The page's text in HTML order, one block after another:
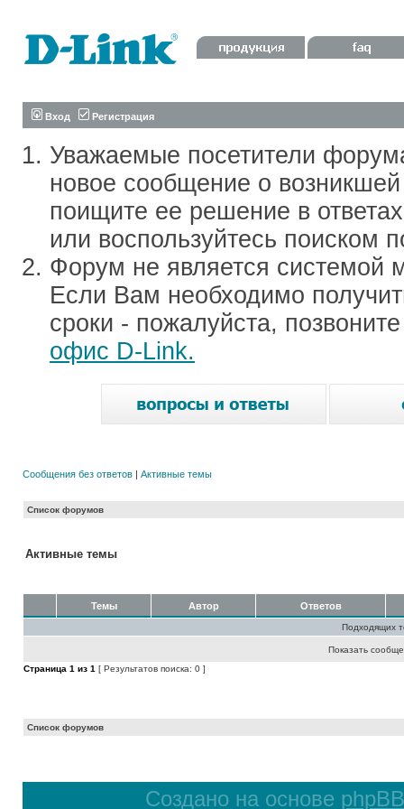
Вход Регистрация
Уважаемые посетители
новое сообщение о
поищите ее решение в
или воспользуйтесь поиском
Форум не является системой
Если Вам необходимо
сроки - пожалуйста,
офис D-Link.
Сообщения без ответов | Активные темы
Список форумов
Активные темы
Темы Автор Ответов
Подходящих
Показать
Страница 1 из 1 [ Результатов поиска: 0 ]
Список форумов
Создано на основе phpBB